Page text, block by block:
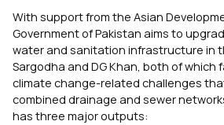
With support from the Asian
Government of Pakistan aims to
water and sanitation infrastructure in
Sargodha and DG Khan, both of which
climate change-related challenges
combined drainage and sewer
has three major outputs: